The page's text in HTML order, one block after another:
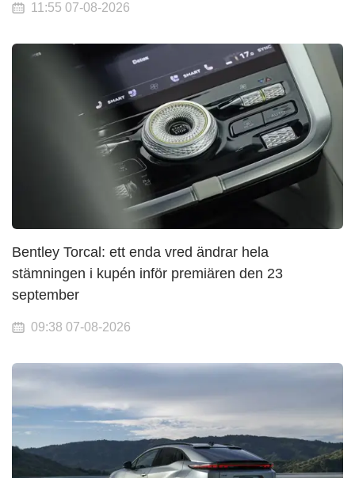
11:55 07-08-2026
Bentley Torcal: ett enda vred ändrar hela
stämningen i kupén inför premiären den 23
september
09:38 07-08-2026